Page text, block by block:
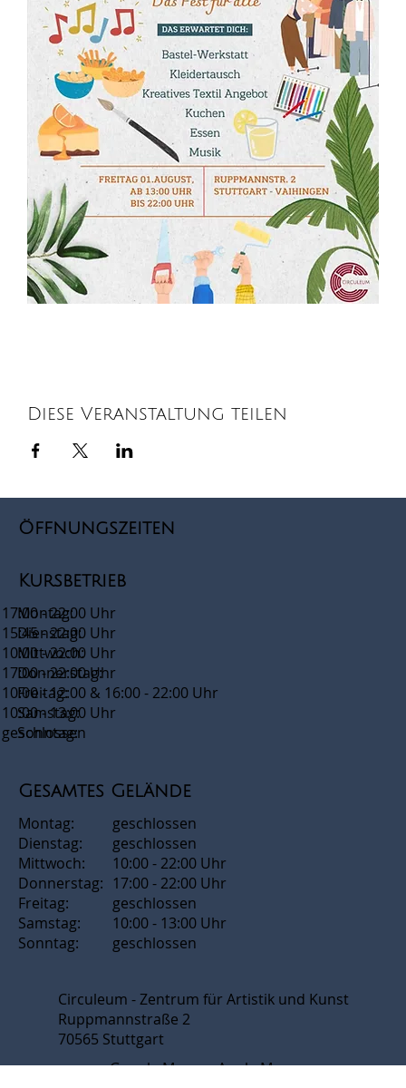
Diese Veranstaltung teilen
Öffnungszeiten
Montag:
Dienstag:
Mittwoch:
Donnerstag:
Freitag:
Samstag:
Sonntag:
Kursbetrieb
17:00 - 22:00 Uhr
15:45 - 22:00 Uhr
10:00 - 22:00 Uhr
17:00 - 22:00 Uhr
10:00 - 12:00 & 16:00 - 22:00 Uhr
10:00 - 13:00 Uhr
geschlossen
Gesamtes Gelände
geschlossen
geschlossen
10:00 - 22:00 Uhr
17:00 - 22:00 Uhr
geschlossen
10:00 - 13:00 Uhr
geschlossen
Montag:
Dienstag:
Mittwoch:
Donnerstag:
Freitag:
Samstag:
Sonntag:
Circuleum - Zentrum für Artistik und Kunst
Ruppmannstraße 2
70565 Stuttgart
Google Maps
Apple Maps